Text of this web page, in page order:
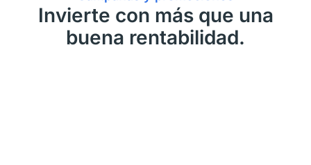
Invierte con más que una
buena rentabilidad.